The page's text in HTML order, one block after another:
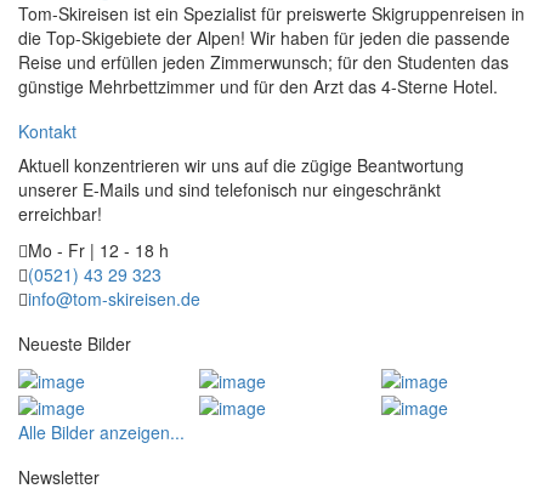
Tom-Skireisen ist ein Spezialist für preiswerte Skigruppenreisen in
die Top-Skigebiete der Alpen! Wir haben für jeden die passende
Reise und erfüllen jeden Zimmerwunsch; für den Studenten das
günstige Mehrbettzimmer und für den Arzt das 4-Sterne Hotel.
Kontakt
Aktuell konzentrieren wir uns auf die zügige Beantwortung
unserer E-Mails und sind telefonisch nur eingeschränkt
erreichbar!
Mo - Fr | 12 - 18 h
(0521) 43 29 323
info@tom-skireisen.de
Neueste Bilder
Alle Bilder anzeigen...
Newsletter